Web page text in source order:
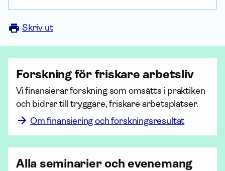
Skriv ut
Forskning för friskare arbetsliv
Vi finansierar forskning som omsätts i praktiken
och bidrar till tryggare, friskare arbetsplatser.
Om finansiering och forskningsresultat
Alla seminarier och evenemang